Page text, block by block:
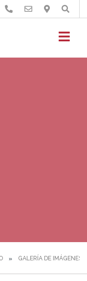
Buscar
GALERÍA DE IMÁGENES